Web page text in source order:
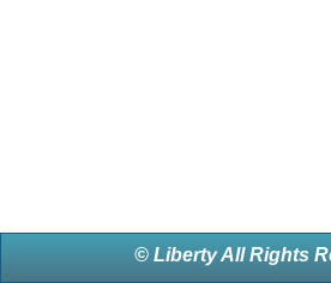
© Liberty All Rights